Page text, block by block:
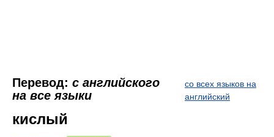
Перевод: с английского
на все языки
со всех языков на
английский
кислый